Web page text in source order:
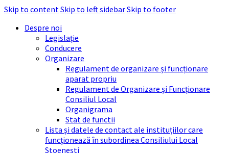
Skip to contentSkip to left sidebarSkip to footer
Despre noi
Legislație
Conducere
Organizare
Regulament de organizare și funcționare
aparat propriu
Regulament de Organizare și Funcționare
Consiliul Local
Organigrama
Stat de functii
Lista și datele de contact ale instituțiilor care
funcționează în subordinea Consiliului Local
Stoenești